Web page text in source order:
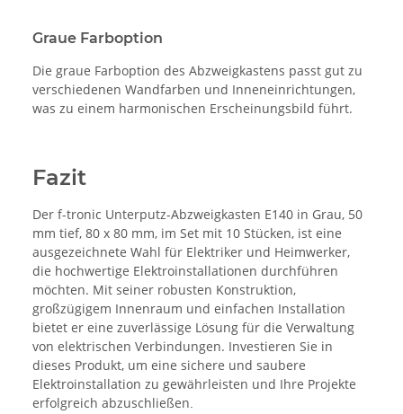
Graue Farboption
Die graue Farboption des Abzweigkastens passt gut zu
verschiedenen Wandfarben und Inneneinrichtungen,
was zu einem harmonischen Erscheinungsbild führt.
Fazit
Der f-tronic Unterputz-Abzweigkasten E140 in Grau, 50
mm tief, 80 x 80 mm, im Set mit 10 Stücken, ist eine
ausgezeichnete Wahl für Elektriker und Heimwerker,
die hochwertige Elektroinstallationen durchführen
möchten. Mit seiner robusten Konstruktion,
großzügigem Innenraum und einfachen Installation
bietet er eine zuverlässige Lösung für die Verwaltung
von elektrischen Verbindungen. Investieren Sie in
dieses Produkt, um eine sichere und saubere
Elektroinstallation zu gewährleisten und Ihre Projekte
erfolgreich abzuschließen